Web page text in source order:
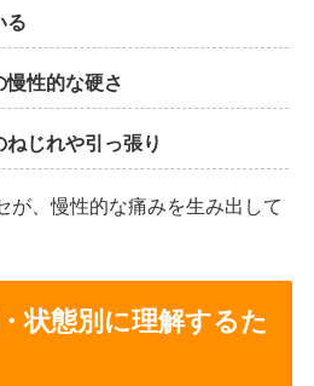
る
慢性的な硬さ
じれや引っ張り
が、慢性的な痛みを生み出して
状態別に理解するた